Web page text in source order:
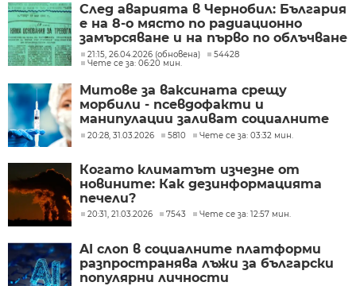
След аварията в Чернобил: България
е на 8-о място по радиационно
замърсяване и на първо по облъчване
на хората
21:15, 26.04.2026 (обновена)
54428
Чете се за: 06:20 мин.
Митове за ваксината срещу
морбили - псевдофакти и
манипулации заливат социалните
мрежи
20:28, 31.03.2026 5810 Чете се за: 03:32 мин.
Когато климатът изчезне от
новините: Как дезинформацията
печели?
20:31, 21.03.2026 7543 Чете се за: 12:57 мин.
AI слоп в социалните платформи
разпространява лъжи за български
популярни личности